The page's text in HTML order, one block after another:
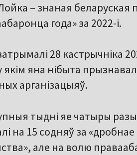
– знаная беларуская
года» за 2022-і.
28 кастрычніка
якім яна нібыта
арганізацыяў.
тыдні яе чатыры
на 15 содняў за «дробнае
але на волю